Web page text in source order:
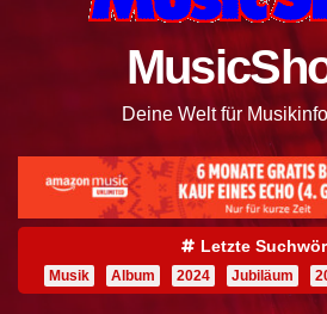
Deine Welt für
Letzte
Musik Album 2024 Jubiläum